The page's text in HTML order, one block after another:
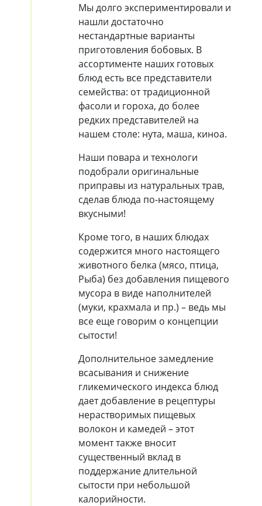
Мы долго экспериментировали и
нашли достаточно
нестандартные варианты
приготовления бобовых. В
ассортименте наших готовых
блюд есть все представители
семейства: от традиционной
фасоли и гороха, до более
редких представителей на
нашем столе: нута, маша, киноа.
Наши повара и технологи
подобрали оригинальные
приправы из натуральных трав,
сделав блюда по-настоящему
вкусными!
Кроме того, в наших блюдах
содержится много настоящего
животного белка (мясо, птица,
Рыба) без добавления пищевого
мусора в виде наполнителей
(муки, крахмала и пр.) – ведь мы
все еще говорим о концепции
сытости!
Дополнительное замедление
всасывания и снижение
гликемического индекса блюд
дает добавление в рецептуры
нерастворимых пищевых
волокон и камедей – этот
момент также вносит
существенный вклад в
поддержание длительной
сытости при небольшой
калорийности.